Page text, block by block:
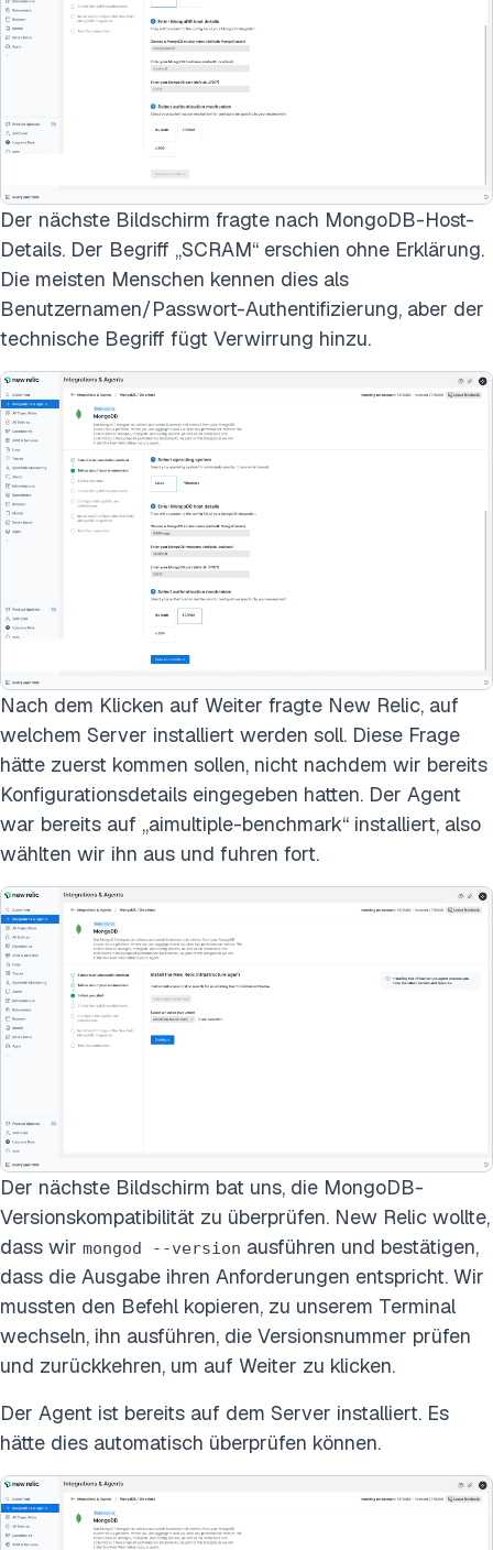
Der nächste Bildschirm fragte nach MongoDB-Host-
Details. Der Begriff „SCRAM“ erschien ohne Erklärung.
Die meisten Menschen kennen dies als
Benutzernamen/Passwort-Authentifizierung, aber der
technische Begriff fügt Verwirrung hinzu.
Nach dem Klicken auf Weiter fragte New Relic, auf
welchem Server installiert werden soll. Diese Frage
hätte zuerst kommen sollen, nicht nachdem wir bereits
Konfigurationsdetails eingegeben hatten. Der Agent
war bereits auf „aimultiple-benchmark“ installiert, also
wählten wir ihn aus und fuhren fort.
Der nächste Bildschirm bat uns, die MongoDB-
Versionskompatibilität zu überprüfen. New Relic wollte,
dass wir mongod --version ausführen und bestätigen,
dass die Ausgabe ihren Anforderungen entspricht. Wir
mussten den Befehl kopieren, zu unserem Terminal
wechseln, ihn ausführen, die Versionsnummer prüfen
und zurückkehren, um auf Weiter zu klicken.
Der Agent ist bereits auf dem Server installiert. Es
hätte dies automatisch überprüfen können.